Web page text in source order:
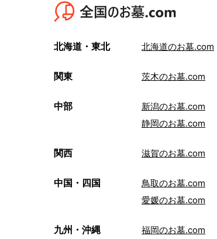
北海道・東北 北海道のお墓.com
関東 茨木のお墓.com
中部 新潟のお墓.com
静岡のお墓.com
関西 滋賀のお墓.com
中国・四国 鳥取のお墓.com
愛媛のお墓.com
九州・沖縄 福岡のお墓.com